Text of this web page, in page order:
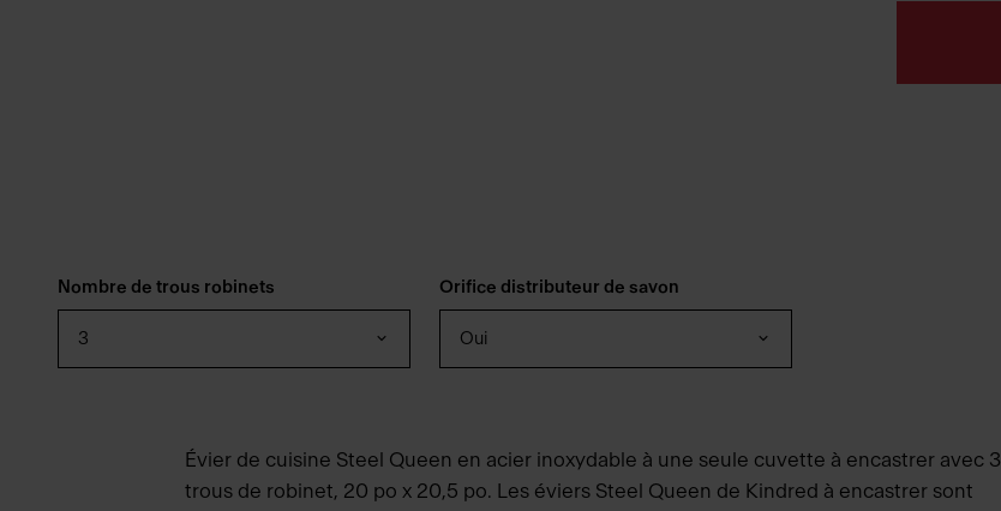
Nombre de trous robinets
3
Orifice distributeur de savon
Oui
Évier de cuisine Steel Queen en acier inoxydable à une seule cuvette à encastrer avec 3
trous de robinet, 20 po x 20,5 po. Les éviers Steel Queen de Kindred à encastrer sont